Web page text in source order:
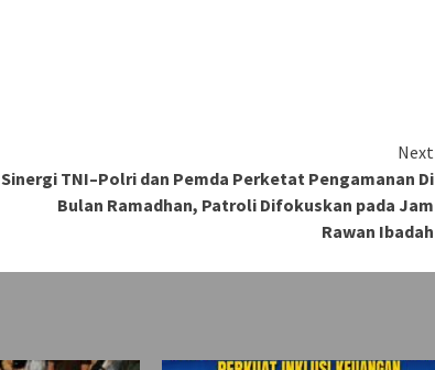
Next
Sinergi TNI–Polri dan Pemda Perketat Pengamanan Di
Bulan Ramadhan, Patroli Difokuskan pada Jam
Rawan Ibadah